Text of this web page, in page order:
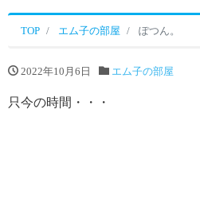
TOP エム子の部屋 ぽつん。
2022年10月6日 エム子の部屋
只今の時間・・・